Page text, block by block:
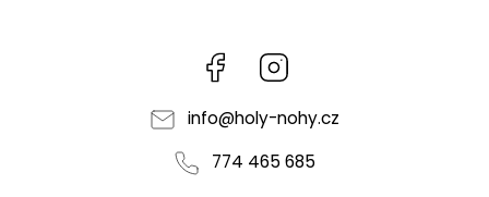
Facebook
info@holy-nohy.cz
774 465 685